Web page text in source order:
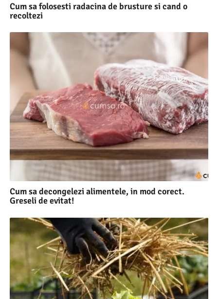
Cum sa folosesti radacina de brusture si cand o
recoltezi
Cum sa decongelezi alimentele, in mod corect.
Greseli de evitat!